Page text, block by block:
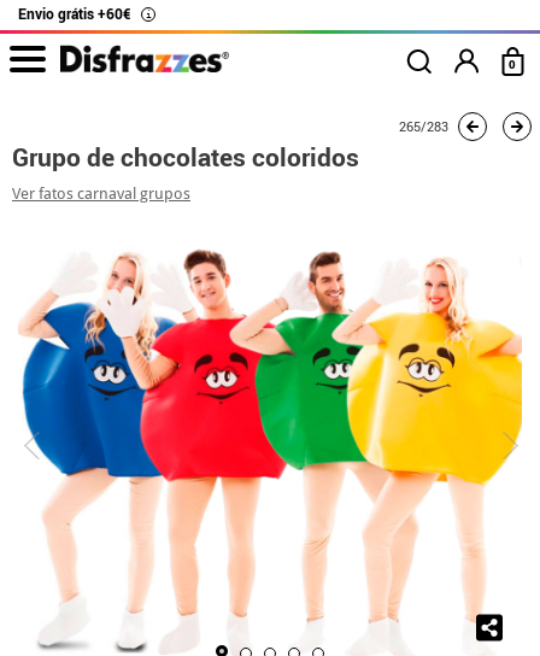
Envio grátis +60€ i
0
Grupo de chocolates coloridos
265/283
Grupo de chocolates coloridos
Ver fatos carnaval grupos